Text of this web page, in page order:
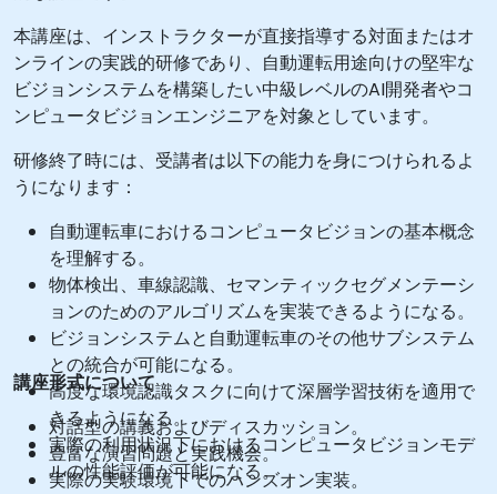
本講座は、インストラクターが直接指導する対面またはオ
ンラインの実践的研修であり、自動運転用途向けの堅牢な
ビジョンシステムを構築したい中級レベルのAI開発者やコ
ンピュータビジョンエンジニアを対象としています。
研修終了時には、受講者は以下の能力を身につけられるよ
うになります：
自動運転車におけるコンピュータビジョンの基本概念
を理解する。
物体検出、車線認識、セマンティックセグメンテーシ
ョンのためのアルゴリズムを実装できるようになる。
ビジョンシステムと自動運転車のその他サブシステム
との統合が可能になる。
高度な環境認識タスクに向けて深層学習技術を適用で
きるようになる。
実際の利用状況下におけるコンピュータビジョンモデ
ルの性能評価が可能になる。
講座形式について
対話型の講義およびディスカッション。
豊富な演習問題と実践機会。
実際の実験環境下でのハンズオン実装。